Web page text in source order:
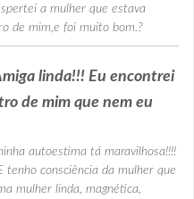
a mulher que estava
de mim,e foi muito bom.?
linda!!! Eu encontrei
de mim que nem eu
autoestima tá maravilhosa!!!!
tenho consciência da mulher que
mulher linda, magnética,